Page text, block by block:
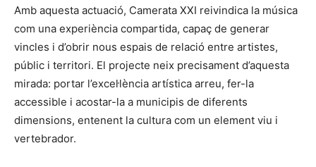
Amb aquesta actuació, Camerata XXI reivindica la música
com una experiència compartida, capaç de generar
vincles i d’obrir nous espais de relació entre artistes,
públic i territori. El projecte neix precisament d’aquesta
mirada: portar l’excel·lència artística arreu, fer-la
accessible i acostar-la a municipis de diferents
dimensions, entenent la cultura com un element viu i
vertebrador.